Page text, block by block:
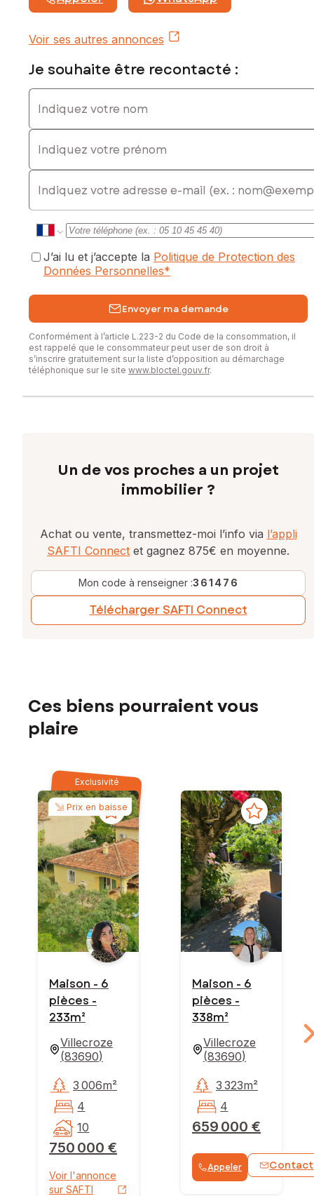
charme.
exposé sont disponibles sur le site Géorisques :
Prix de vente : 719 000 €
Contactez votre conseiller SAFTI : Jean-Pierre VERBORGH,
EI - Agent commercial immatriculé au RSAC de DRAGUIGNAN
sous le numéro 453 150 716
Voir ses autres annonces
Je souhaite être recontacté :
Indiquez votre nom
Indiquez votre prénom
E-mail
J’ai lu et j’accepte la Politique de Protection des
Données Personnelles*
Envoyer ma demande
Conformément à l’article L.223-2 du Code de la consommation, il
est rappelé que le consommateur peut user de son droit à
s’inscrire gratuitement sur la liste d’opposition au démarchage
téléphonique sur le site www.bloctel.gouv.fr.
Un de vos proches a un projet
immobilier ?
Achat ou vente, transmettez-moi l’info via l’appli
SAFTI Connect et gagnez 875€ en moyenne.
Mon code à renseigner :361476
Télécharger SAFTI Connect
Ces biens pourraient vous
plaire
Exclusivité
Prix en baisse
Maison - 6
pièces -
233m²
Villecroze
(83690)
750 000 €
3 006m²
4
10
Voir l'annonce
sur SAFTI
Maison - 6
pièces -
338m²
Villecroze
(83690)
659 000 €
3 323m²
4
Appeler